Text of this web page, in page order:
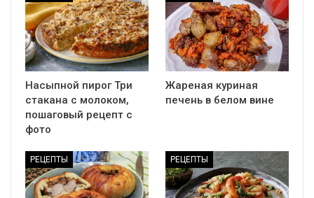
Насыпной пирог Три
стакана с молоком,
пошаговый рецепт с
фото
Жареная куриная
печень в белом вине
РЕЦЕПТЫ РЕЦЕПТЫ